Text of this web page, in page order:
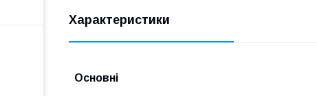
Характеристики
Основні